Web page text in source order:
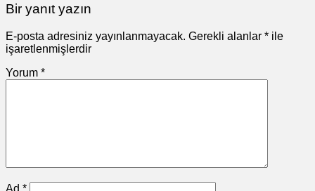
Bir yanıt yazın
E-posta adresiniz yayınlanmayacak. Gerekli alanlar * ile
işaretlenmişlerdir
Yorum *
Ad *